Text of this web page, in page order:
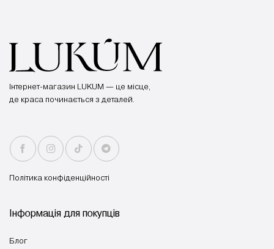
Інтернет-магазин LUKUM — це місце,
де краса починається з деталей.
Політика конфіденційності
Інформація для покупців
Блог